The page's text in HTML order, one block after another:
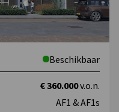
Beschikbaar
€ 360.000v.o.n.
AF1 & AF1s